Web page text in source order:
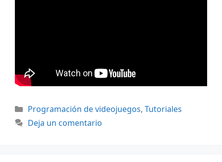
Categorías
Programación de videojuegos, Tutoriales
Deja un comentario